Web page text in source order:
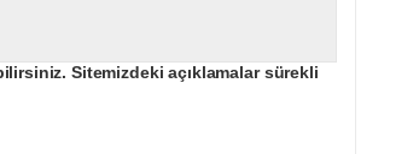
Sitemizdeki açıklamalar sürekli